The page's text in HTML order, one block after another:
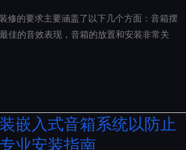
修的要求主要涵盖了以下几个方面：音箱摆
佳的音效表现，音箱的放置和安装非常关
嵌入式音箱系统以防止
业安装指南